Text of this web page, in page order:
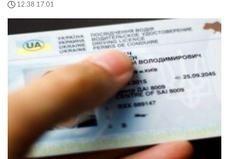
12:38 17.01